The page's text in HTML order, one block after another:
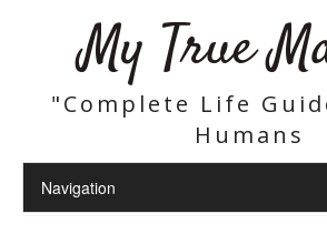
My True
"Complete Life
Humans